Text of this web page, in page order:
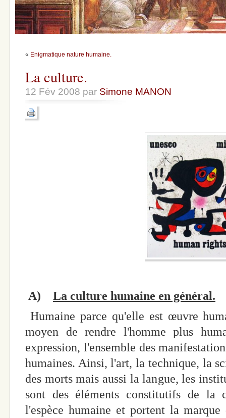
« Enigmatique nature humaine.
La culture.
12 Fév 2008 par Simone MANON
A) La culture humaine en général.
Humaine parce qu'elle est œuvre
moyen de rendre l'homme plus
expression, l'ensemble des
humaines. Ainsi, l'art, la technique, la
des morts mais aussi la langue, les
sont des éléments constitutifs de la
l'espèce humaine et portent la